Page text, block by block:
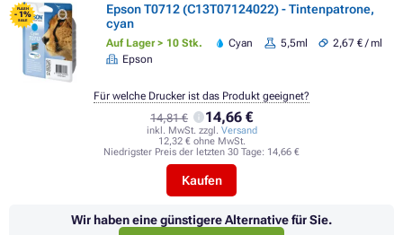
FLASH
- 1%
SALE
Epson T0712 (C13T07124022) - Tintenpatrone,
cyan
Auf Lager > 10 Stk. Cyan 5,5ml
2,67 € / ml
Epson
14,81 € 14,66 €
inkl. MwSt. zzgl. Versand
12,32 € ohne MwSt.
Niedrigster Preis der letzten 30 Tage: 14,66 €
Kaufen
Für welche Drucker ist das Produkt geeignet?
Wir haben eine günstigere Alternative für Sie.